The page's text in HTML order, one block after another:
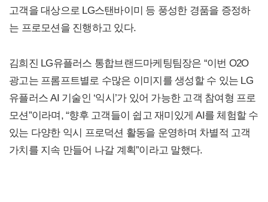
고객을 대상으로 LG스탠바이미 등 풍성한 경품을 증정하
는 프로모션을 진행하고 있다.
김희진 LG유플러스 통합브랜드마케팅팀장은 “이번 O2O
광고는 프롬프트별로 수많은 이미지를 생성할 수 있는 LG
유플러스 AI 기술인 ‘익시’가 있어 가능한 고객 참여형 프로
모션”이라며, “향후 고객들이 쉽고 재미있게 AI를 체험할 수
있는 다양한 익시 프로덕션 활동을 운영하며 차별적 고객
가치를 지속 만들어 나갈 계획”이라고 말했다.